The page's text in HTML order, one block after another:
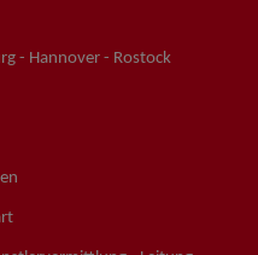
- Hannover - Rostock